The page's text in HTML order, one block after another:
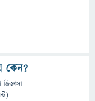
কেন?
জিজ্ঞাসা